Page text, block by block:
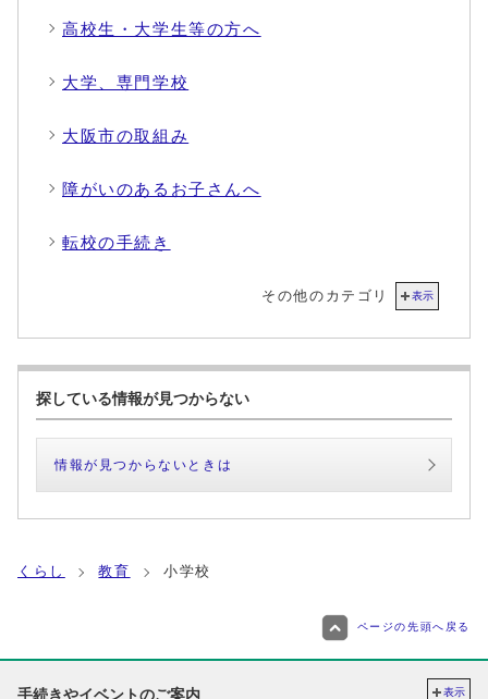
高校生・大学生等の方へ
大学、専門学校
大阪市の取組み
障がいのあるお子さんへ
転校の手続き
その他のカテゴリ 表示
探している情報が見つからない
情報が見つからないときは
くらし 教育 小学校
ページの先頭へ戻る
手続きやイベントのご案内 表示